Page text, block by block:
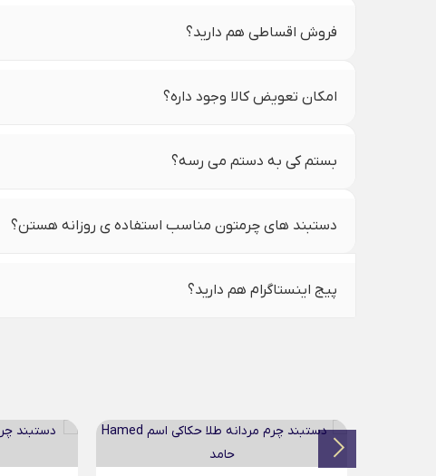
فروش اقساطی هم دارید؟
امکان تعویض کالا وجود داره؟
بستم کی به دستم می رسه؟
دستبند های چرمتون مناسب استفاده ی روزانه هستن؟
پیج اینستاگرام هم دارید؟